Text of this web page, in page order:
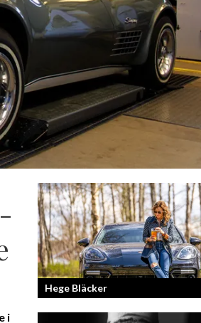
i
Hege Bläcker